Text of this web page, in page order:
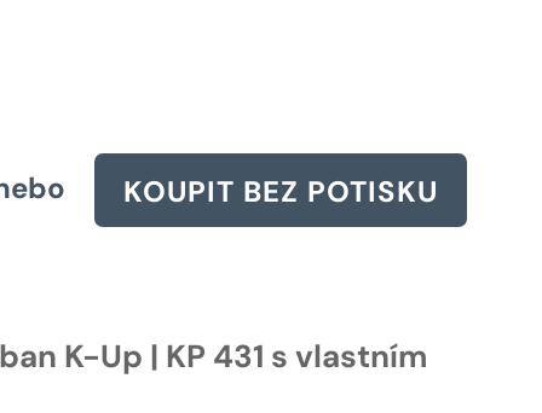
KOUPIT BEZ POTISKU
K-Up | KP 431 s vlastním